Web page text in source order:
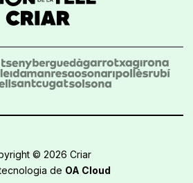
© 2026 Criar
de OA Cloud